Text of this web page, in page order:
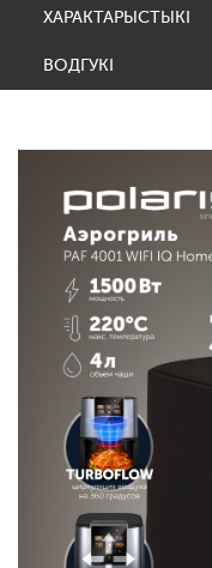
ХАРАКТАРЫСТЫКІ
ВОДГУКІ